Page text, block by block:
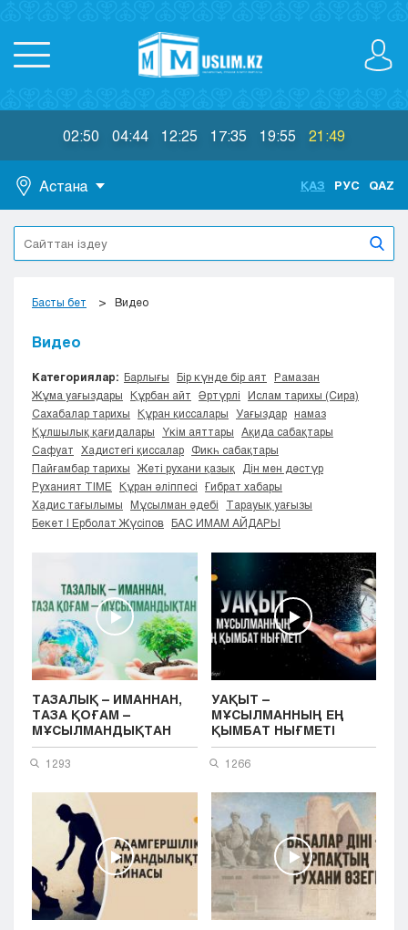
02:50 04:44 12:25 17:35 19:55 21:49
Астана
Астана
Алматы
Жезказган
Кокшетау
Костанай
Кызылорда
Павлодар
Петропавловск
Семей
Талдыкорган
Туркестан
Усть-Каменогорск
Шымкент
ҚАЗ РУС QAZ
Басты бет Видео
Видео
Категориялар: Барлығы Бір күнде бір аят
Рамазан
Жұма уағыздары
Құрбан айт Әртүрлі
Ислам тарихы (Сира)
Сахабалар тарихы
Құран қиссалары Уағыздар
намаз
Құлшылық қағидалары
Үкім аяттары
Ақида сабақтары
Сафуат
Хадистегі қиссалар
Фикһ сабақтары
Пайғамбар тарихы
Жеті рухани қазық
Дін мен дәстүр
Руханият TIME
Құран әліппесі
Ғибрат хабары
Хадис тағылымы
Мұсылман әдебі
Тарауық уағызы
Бекет | Ерболат Жүсіпов
БАС ИМАМ АЙДАРЫ
ТАЗАЛЫҚ – ИМАННАН,
ТАЗА ҚОҒАМ –
МҰСЫЛМАНДЫҚТАН
1293
УАҚЫТ –
МҰСЫЛМАННЫҢ ЕҢ
ҚЫМБАТ НЫҒМЕТІ
1266